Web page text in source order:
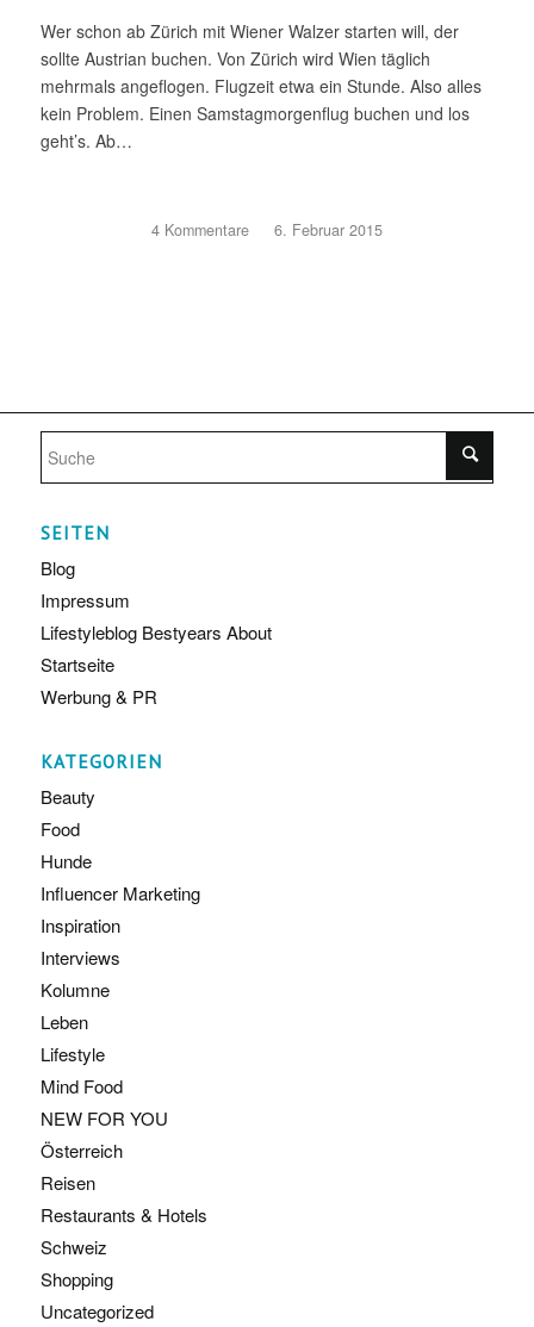
Wer schon ab Zürich mit Wiener Walzer starten will, der
sollte Austrian buchen. Von Zürich wird Wien täglich
mehrmals angeflogen. Flugzeit etwa ein Stunde. Also alles
kein Problem. Einen Samstagmorgenflug buchen und los
geht’s. Ab…
4 Kommentare
/ 6. Februar 2015
SEITEN
Blog
Impressum
Lifestyleblog Bestyears About
Startseite
Werbung & PR
KATEGORIEN
Beauty
Food
Hunde
Influencer Marketing
Inspiration
Interviews
Kolumne
Leben
Lifestyle
Mind Food
NEW FOR YOU
Österreich
Reisen
Restaurants & Hotels
Schweiz
Shopping
Uncategorized